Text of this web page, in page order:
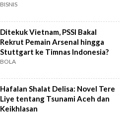
BISNIS
Ditekuk Vietnam, PSSI Bakal
Rekrut Pemain Arsenal hingga
Stuttgart ke Timnas Indonesia?
BOLA
Hafalan Shalat Delisa: Novel Tere
Liye tentang Tsunami Aceh dan
Keikhlasan